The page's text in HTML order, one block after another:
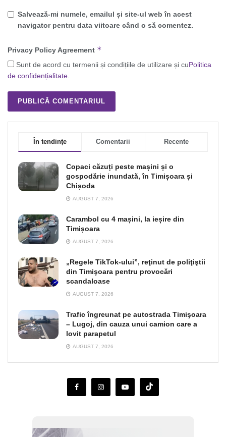
Salvează-mi numele, emailul și site-ul web în acest
navigator pentru data viitoare când o să comentez.
Privacy Policy Agreement *
Sunt de acord cu termenii și condițiile de utilizare și cuPolitica
de confidențialitate.
În tendințe Comentarii Recente
Copaci căzuți peste mașini și o
gospodărie inundată, în Timișoara și
Chișoda
AUGUST 7, 2026
Carambol cu 4 mașini, la ieșire din
Timișoara
AUGUST 7, 2026
„Regele TikTok-ului”, reţinut de poliţiştii
din Timişoara pentru provocări
scandaloase
AUGUST 7, 2026
Trafic îngreunat pe autostrada Timişoara
– Lugoj, din cauza unui camion care a
lovit parapetul
AUGUST 7, 2026